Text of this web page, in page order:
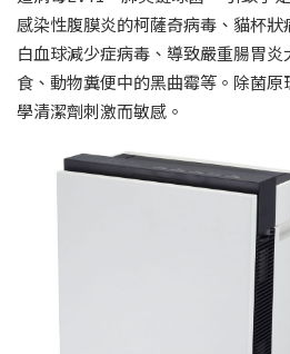
感染性腹膜炎的柯薩奇病毒、貓杯
白血球減少症病毒、導致嚴重腸胃
食、動物糞便中的黑曲霉等。除菌
學清潔劑刺激而敏感。